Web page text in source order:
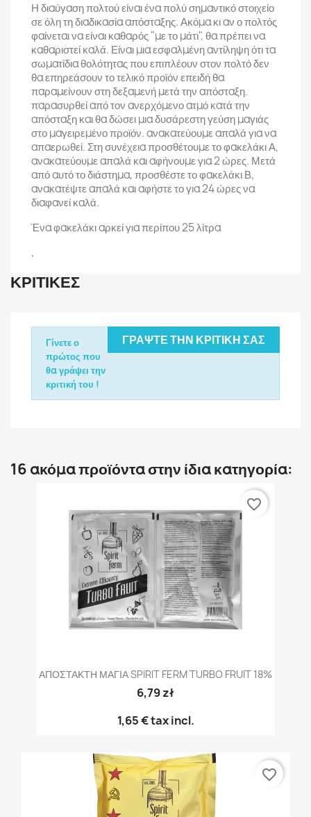
Η διαύγαση πολτού είναι ένα πολύ σημαντικό στοιχείο
σε όλη τη διαδικασία απόσταξης. Ακόμα κι αν ο πολτός
φαίνεται να είναι καθαρός "με το μάτι", θα πρέπει να
καθαριστεί καλά. Είναι μια εσφαλμένη αντίληψη ότι τα
σωματίδια θολότητας που επιπλέουν στον πολτό δεν
θα επηρεάσουν το τελικό προϊόν επειδή θα
παραμείνουν στη δεξαμενή μετά την απόσταξη.
παρασυρθεί από τον ανερχόμενο ατμό κατά την
απόσταξη και θα δώσει μια δυσάρεστη γεύση μαγιάς
στο μαγειρεμένο προϊόν. ανακατεύουμε απαλά για να
απαερωθεί. Στη συνέχεια προσθέτουμε το φακελάκι Α,
ανακατεύουμε απαλά και αφήνουμε για 2 ώρες. Μετά
από αυτό το διάστημα, προσθέστε το φακελάκι Β,
ανακατέψτε απαλά και αφήστε το για 24 ώρες να
διαφανεί καλά.
Ένα φακελάκι αρκεί για περίπου 25 λίτρα
.
ΚΡΙΤΙΚΈΣ
ΓΡΆΨΤΕ ΤΗΝ ΚΡΙΤΙΚΉ ΣΑΣ
Γίνετε ο
πρώτος που
θα γράψει την
κριτική του !
16 ακόμα προϊόντα στην ίδια κατηγορία:
ΑΠΟΣΤΑΚΤΗ ΜΑΓΙΑ SPIRIT FERM TURBO FRUIT 18%
6,79 zł
1,65 €tax incl.
favorite_border
favorite_border